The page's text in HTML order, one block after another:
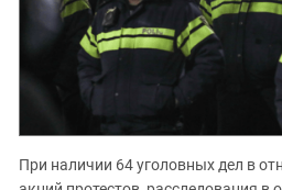
При наличии 64 уголовных дел в